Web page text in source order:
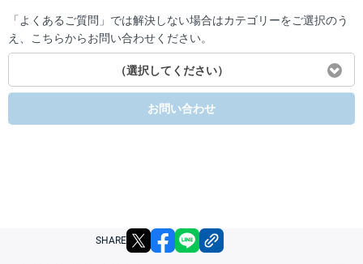
「よくあるご質問」では解決しない場合はカテゴリーをご選択のう
え、こちらからお問い合わせください。
（選択してください）
お問い合わせ
SHARE X facebook